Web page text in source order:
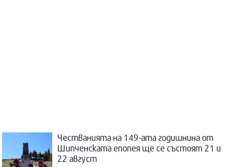
Честванията на 149-ата годишнина от
Шипченската епопея ще се състоят 21 и
22 август